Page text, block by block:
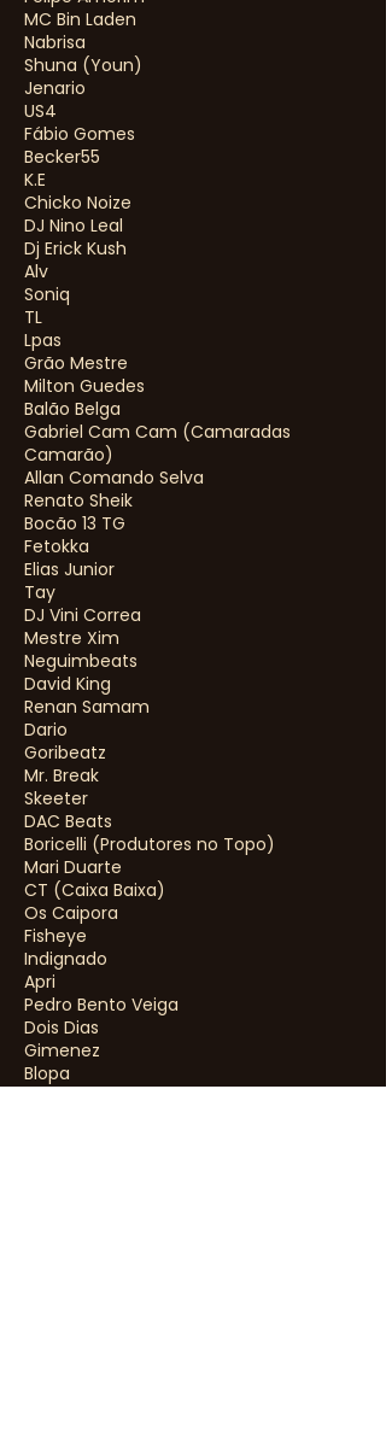
MC Bin Laden
Nabrisa
Shuna (Youn)
Jenario
US4
Fábio Gomes
Becker55
K.E
Chicko Noize
DJ Nino Leal
Dj Erick Kush
Alv
Soniq
TL
Lpas
Grão Mestre
Milton Guedes
Balão Belga
Gabriel Cam Cam (Camaradas
Camarão)
Allan Comando Selva
Renato Sheik
Bocão 13 TG
Fetokka
Elias Junior
Tay
DJ Vini Correa
Mestre Xim
Neguimbeats
David King
Renan Samam
Dario
Goribeatz
Mr. Break
Skeeter
DAC Beats
Boricelli (Produtores no Topo)
Mari Duarte
CT (Caixa Baixa)
Os Caipora
Fisheye
Indignado
Apri
Pedro Bento Veiga
Dois Dias
Gimenez
Blopa